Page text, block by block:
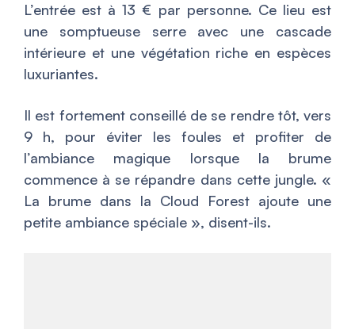
L’entrée est à 13 € par personne. Ce lieu est
une somptueuse serre avec une cascade
intérieure et une végétation riche en espèces
luxuriantes.
Il est fortement conseillé de se rendre tôt, vers
9 h, pour éviter les foules et profiter de
l’ambiance magique lorsque la brume
commence à se répandre dans cette jungle. «
La brume dans la Cloud Forest ajoute une
petite ambiance spéciale », disent-ils.